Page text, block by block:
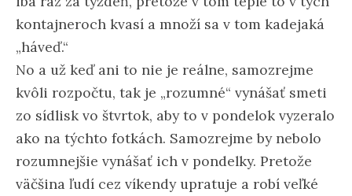
kontajneroch kvasí a množí sa v tom kadejaká
„háveď.“
No a už keď ani to nie je reálne, samozrejme
kvôli rozpočtu, tak je „rozumné“ vynášať smeti
zo sídlisk vo štvrtok, aby to v pondelok vyzeralo
ako na týchto fotkách. Samozrejme by nebolo
rozumnejšie vynášať ich v pondelky. Pretože
väčšina ľudí cez víkendy upratuje a robí veľké